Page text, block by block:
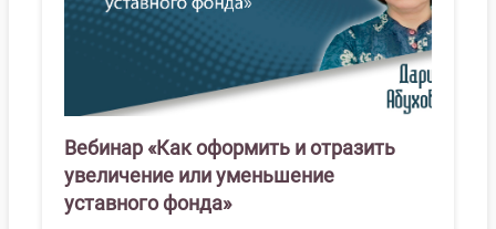
Вебинар «Как оформить и отразить
увеличение или уменьшение
уставного фонда»